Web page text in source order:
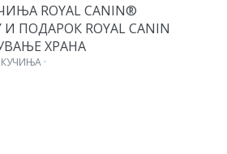
ROYAL CANIN®
И ПОДАРОК ROYAL CANIN
ХРАНА
КУЧИЊА ·